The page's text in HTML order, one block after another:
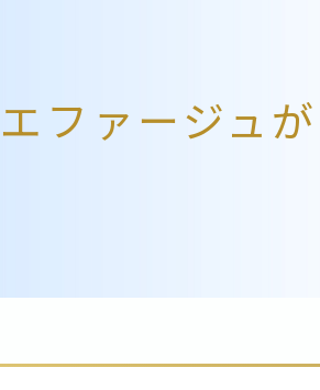
エファージュが